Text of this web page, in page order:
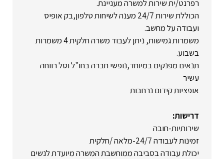
רפרנט/ית שירות למשרה מעניינת.
הכוללת שירות 24/7 מענה לשיחות טלפון,בק אופיס
ועבודה על מחשב.
משמרות גמישות, ניתן לעבוד משרה חלקית 4 משמרות
בשבוע.
תנאים מפנקים במיוחד,נופשי חברה בחו"ל וסל רווחה
עשיר
אופציות קידום נרחבות
דרישות:
שירותיות-חובה
זמינות לעבודה 24/7-מלאה /חלקית
יכולת עבודה בסביבה ממוחשבת המשרה מיועדת לנשים